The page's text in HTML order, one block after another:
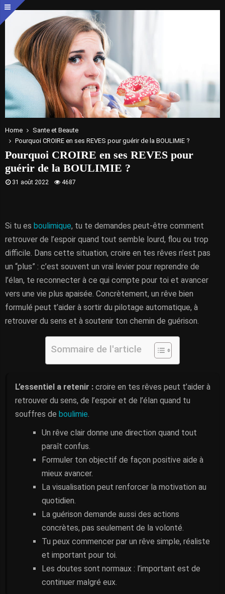
Home
Sante et Beaute
Pourquoi CROIRE en ses REVES pour guérir de la BOULIMIE ?
Pourquoi CROIRE en ses REVES pour
guérir de la BOULIMIE ?
31 août 2022 4687
Si tu es boulimique, tu te demandes peut-être comment
retrouver de l’espoir quand tout semble lourd, flou ou trop
difficile. Dans cette situation, croire en tes rêves n’est pas
un “plus” : c’est souvent un vrai levier pour reprendre de
l’élan, te reconnecter à ce qui compte pour toi et avancer
vers une vie plus apaisée. Concrètement, un rêve bien
formulé peut t’aider à sortir du pilotage automatique, à
retrouver du sens et à soutenir ton chemin de guérison.
Sommaire de l'article
L’essentiel a retenir : croire en tes rêves peut t’aider à
retrouver du sens, de l’espoir et de l’élan quand tu
souffres de boulimie.
Un rêve clair donne une direction quand tout
paraît confus.
Formuler ton objectif de façon positive aide à
mieux avancer.
La visualisation peut renforcer la motivation au
quotidien.
La guérison demande aussi des actions
concrètes, pas seulement de la volonté.
Tu peux commencer par un rêve simple, réaliste
et important pour toi.
Les doutes sont normaux : l’important est de
continuer malgré eux.